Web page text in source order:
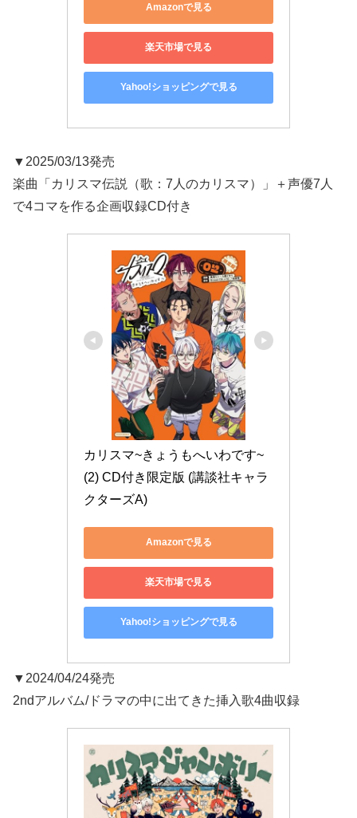
Amazonで見る
楽天市場で見る
Yahoo!ショッピングで見る
▼2025/03/13発売
楽曲「カリスマ伝説（歌：7人のカリスマ）」＋声優7人
で4コマを作る企画収録CD付き
カリスマ~きょうもへいわです~
(2) CD付き限定版 (講談社キャラ
クターズA)
Amazonで見る
楽天市場で見る
Yahoo!ショッピングで見る
▼2024/04/24発売
2ndアルバム/ドラマの中に出てきた挿入歌4曲収録